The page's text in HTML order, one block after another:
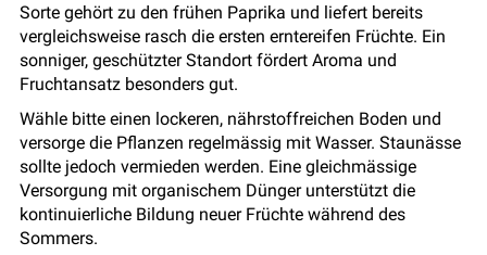
Sorte gehört zu den frühen Paprika und liefert bereits
vergleichsweise rasch die ersten erntereifen Früchte. Ein
sonniger, geschützter Standort fördert Aroma und
Fruchtansatz besonders gut.
Wähle bitte einen lockeren, nährstoffreichen Boden und
versorge die Pflanzen regelmässig mit Wasser. Staunässe
sollte jedoch vermieden werden. Eine gleichmässige
Versorgung mit organischem Dünger unterstützt die
kontinuierliche Bildung neuer Früchte während des
Sommers.